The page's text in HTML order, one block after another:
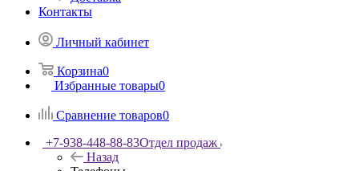
Контакты
Личный кабинет
Корзина0
Избранные товары0
Сравнение товаров0
+7-938-448-88-83Отдел продаж
Назад